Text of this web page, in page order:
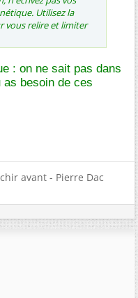
Utilisez la
vous relire et limiter
: on ne sait pas dans
as besoin de ces
avant - Pierre Dac